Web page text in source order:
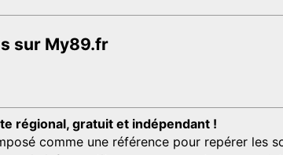
sur My89.fr
régional, gratuit et indépendant !
comme une référence pour repérer les